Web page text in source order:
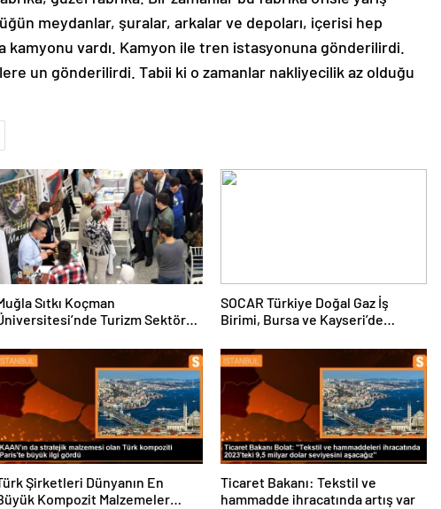
meydanlar, şuralar, arkalar ve depoları, içerisi hep
kamyonu vardı. Kamyon ile tren istasyonuna gönderilirdi.
un gönderilirdi. Tabii ki o zamanlar nakliyecilik az olduğu
Sıtkı Koçman
Turizm Sektörü
SOCAR Türkiye Doğal Gaz İş
Birimi, Bursa ve Kayseri’de
Şirketleri Dünyanın En
Kompozit Malzemeler
Ticaret Bakanı: Tekstil ve
hammadde ihracatında artış var